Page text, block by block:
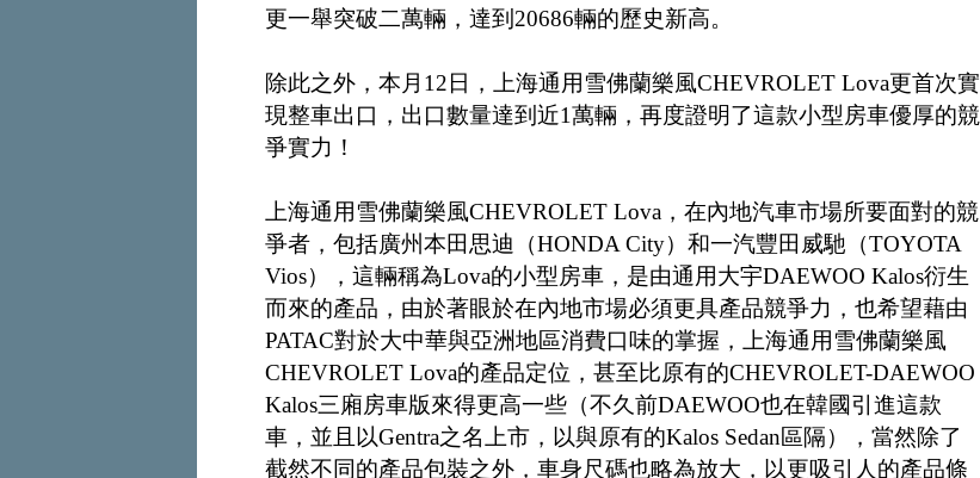
更一舉突破二萬輛，達到20686輛的歷史新高。
除此之外，本月12日，上海通用雪佛蘭樂風CHEVROLET Lova更首次實
現整車出口，出口數量達到近1萬輛，再度證明了這款小型房車優厚的競
爭實力！
上海通用雪佛蘭樂風CHEVROLET Lova，在內地汽車市場所要面對的競
爭者，包括廣州本田思迪（HONDA City）和一汽豐田威馳（TOYOTA
Vios），這輛稱為Lova的小型房車，是由通用大宇DAEWOO Kalos衍生
而來的產品，由於著眼於在內地市場必須更具產品競爭力，也希望藉由
PATAC對於大中華與亞洲地區消費口味的掌握，上海通用雪佛蘭樂風
CHEVROLET Lova的產品定位，甚至比原有的CHEVROLET-DAEWOO
Kalos三廂房車版來得更高一些（不久前DAEWOO也在韓國引進這款
車，並且以Gentra之名上市，以與原有的Kalos Sedan區隔），當然除了
截然不同的產品包裝之外，車身尺碼也略為放大，以更吸引人的產品條